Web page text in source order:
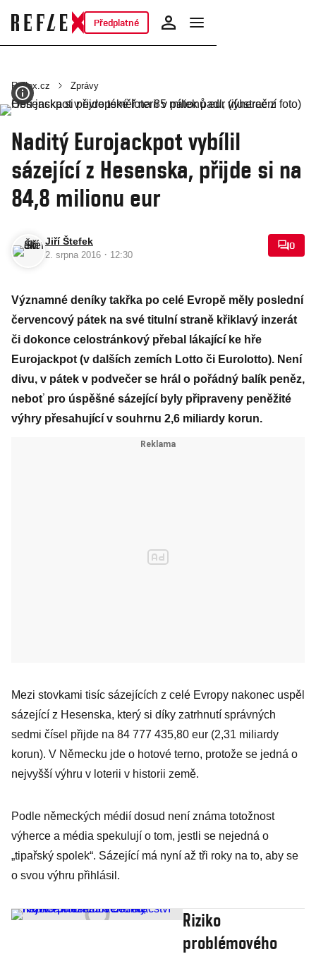
Předplatné
Reflex.cz Zprávy
Naditý Eurojackpot vybílil
sázející z Hesenska, přijde si na
84,8 milionu eur
Jiří Štefek
2. srpna 2016 · 12:30
0
Významné deníky takřka po celé Evropě měly poslední
červencový pátek na své titulní straně křiklavý inzerát
či dokonce celostránkový přebal lákající ke hře
Eurojackpot (v dalších zemích Lotto či Eurolotto). Není
divu, v pátek v podvečer se hrál o pořádný balík peněz,
neboť pro úspěšné sázející byly připraveny peněžité
výhry přesahující v souhrnu 2,6 miliardy korun.
Mezi stovkami tisíc sázejících z celé Evropy nakonec uspěl
sázející z Hesenska, který si díky zatrhnutí správných
sedmi čísel přijde na 84 777 435,80 eur (2,31 miliardy
korun). V Německu jde o hotové terno, protože se jedná o
nejvyšší výhru v loterii v historii země.
Podle německých médií dosud není známa totožnost
výherce a média spekulují o tom, jestli se nejedná o
„tipařský spolek“. Sázející má nyní až tři roky na to, aby se
o svou výhru přihlásil.
Riziko
problémového